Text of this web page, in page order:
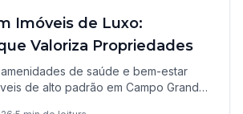
Imóveis de Luxo:
Valoriza Propriedades
de saúde e bem-estar
de alto padrão em Campo Grande.